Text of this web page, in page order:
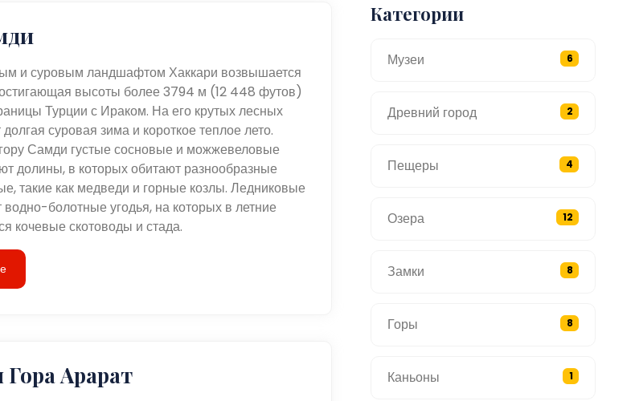
и суровым ландшафтом Хаккари возвышается
высоты более 3794 м (12 448 футов)
Турции с Ираком. На его крутых лесных
суровая зима и короткое теплое лето.
Самди густые сосновые и можжевеловые
долины, в которых обитают разнообразные
такие как медведи и горные козлы. Ледниковые
водно-болотные угодья, на которых в летние
кочевые скотоводы и стада.
Арарат
Категории
Музеи 6
Древний город 2
Пещеры 4
Озера 12
Замки 8
Горы 8
Каньоны 1